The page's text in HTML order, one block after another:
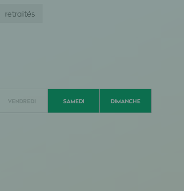
retraités
VENDREDI SAMEDI DIMANCHE